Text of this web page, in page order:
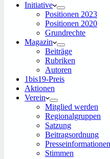
Initiative
Positionen 2023
Positionen 2020
Grundrechte
Magazin
Beiträge
Rubriken
Autoren
1bis19-Preis
Aktionen
Verein
Mitglied werden
Regionalgruppen
Satzung
Beitragsordnung
Presseinformationen
Stimmen